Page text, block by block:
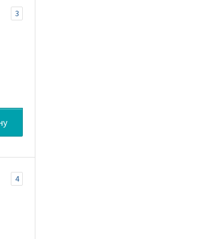
3
4